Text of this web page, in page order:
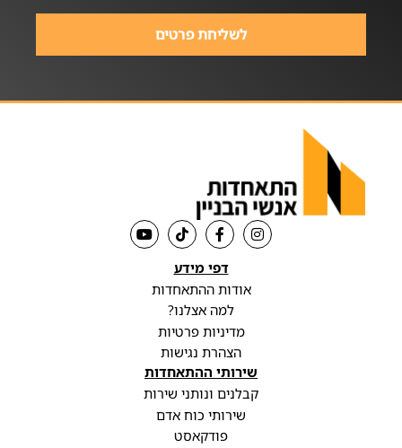
לשליחת פרטים
דפי מידע
אודות ההתאחדות
למה אצלנו?
מדיניות פרטיות
הצהרת נגישות
שירותי ההתאחדות
קבלנים ונותני שירות
שירותי כוח אדם
פודקאסט